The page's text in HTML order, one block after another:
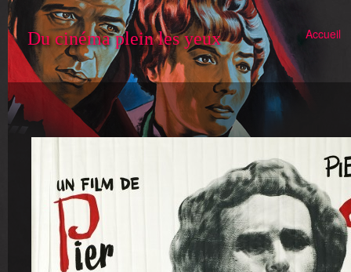
Du cinéma plein les yeux Accueil